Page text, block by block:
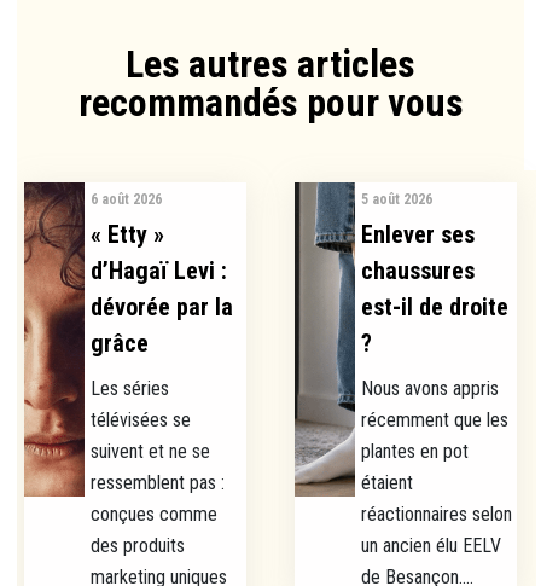
Les autres articles
recommandés pour vous​
6 août 2026
« Etty »
d’Hagaï Levi :
dévorée par la
grâce
Les séries
télévisées se
suivent et ne se
ressemblent pas :
conçues comme
des produits
marketing uniques
5 août 2026
Enlever ses
chaussures
est-il de droite
?
Nous avons appris
récemment que les
plantes en pot
étaient
réactionnaires selon
un ancien élu EELV
de Besançon....